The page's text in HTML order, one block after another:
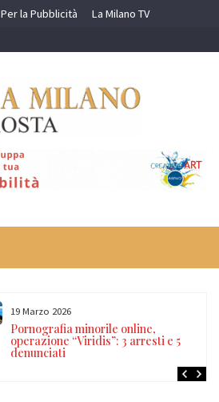
Per la Pubblicità La Milano TV
19 Marzo 2026
Pornografia minorile online,
operazione “Viridis”: 3 arresti e 5
denunciati